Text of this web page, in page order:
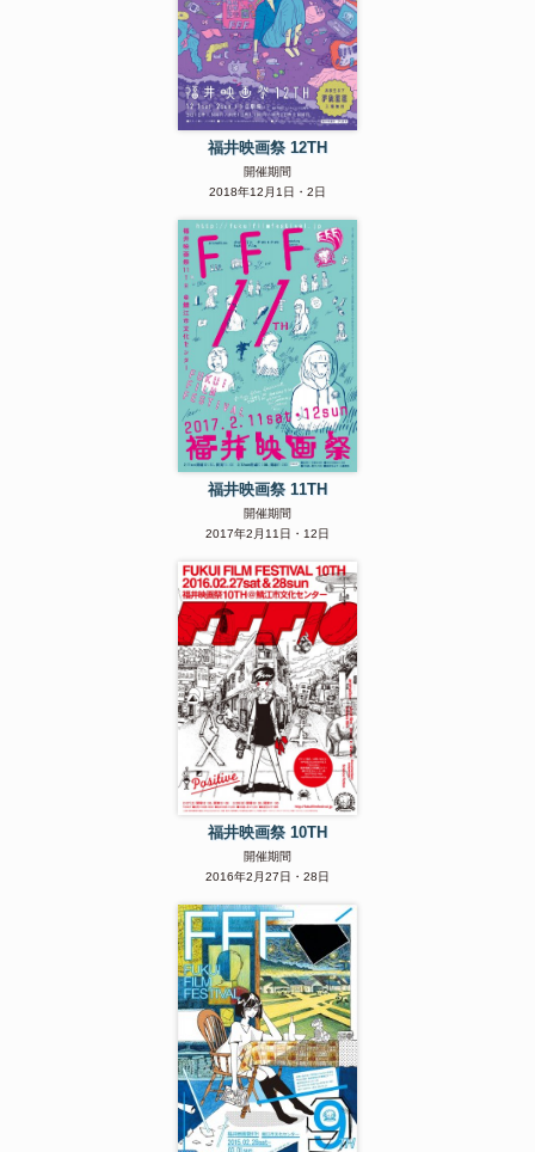
福井映画祭 12TH
開催期間
2018年12月1日・2日
福井映画祭 11TH
開催期間
2017年2月11日・12日
福井映画祭 10TH
開催期間
2016年2月27日・28日